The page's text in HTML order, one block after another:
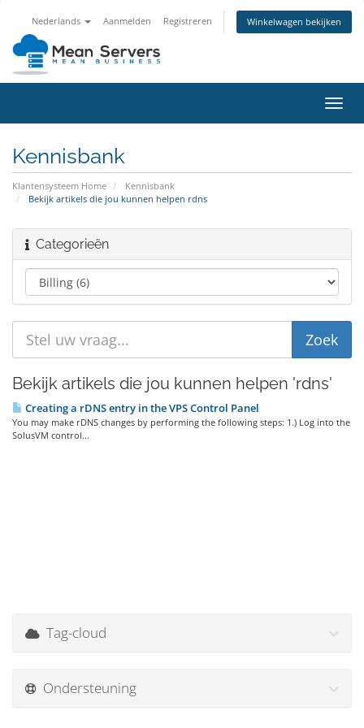
Nederlands Aanmelden Registreren Winkelwagen bekijken
in-/
Kennisbank
Klantensysteem Home
Kennisbank
Bekijk artikels die jou kunnen helpen rdns
Categorieën
Bekijk artikels die jou kunnen helpen 'rdns'
Creating a rDNS entry in the VPS Control Panel
You may make rDNS changes by performing the following steps: 1.) Log into the
SolusVM control...
Tag-cloud
Ondersteuning